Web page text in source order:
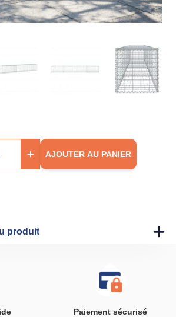
AJOUTER AU PANIER
produit
Paiement sécurisé